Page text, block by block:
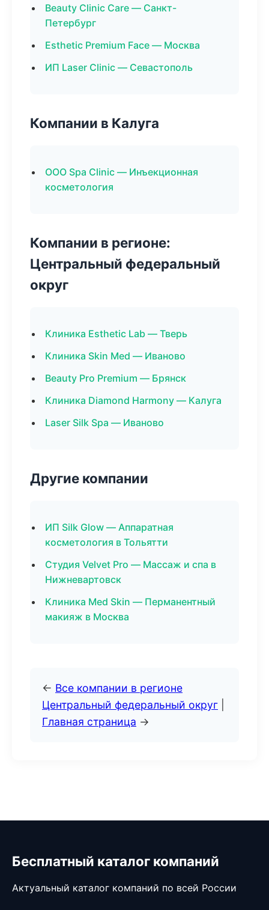
Beauty Clinic Care — Санкт-
Петербург
Esthetic Premium Face — Москва
ИП Laser Clinic — Севастополь
Компании в Калуга
ООО Spa Clinic — Инъекционная
косметология
Компании в регионе:
Центральный федеральный
округ
Клиника Esthetic Lab — Тверь
Клиника Skin Med — Иваново
Beauty Pro Premium — Брянск
Клиника Diamond Harmony — Калуга
Laser Silk Spa — Иваново
Другие компании
ИП Silk Glow — Аппаратная
косметология в Тольятти
Студия Velvet Pro — Массаж и спа в
Нижневартовск
Клиника Med Skin — Перманентный
макияж в Москва
← Все компании в регионе
Центральный федеральный округ
Главная страница →
Бесплатный каталог компаний
Актуальный каталог компаний по всей России